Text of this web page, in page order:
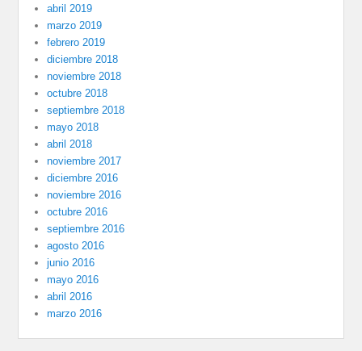
abril 2019
marzo 2019
febrero 2019
diciembre 2018
noviembre 2018
octubre 2018
septiembre 2018
mayo 2018
abril 2018
noviembre 2017
diciembre 2016
noviembre 2016
octubre 2016
septiembre 2016
agosto 2016
junio 2016
mayo 2016
abril 2016
marzo 2016